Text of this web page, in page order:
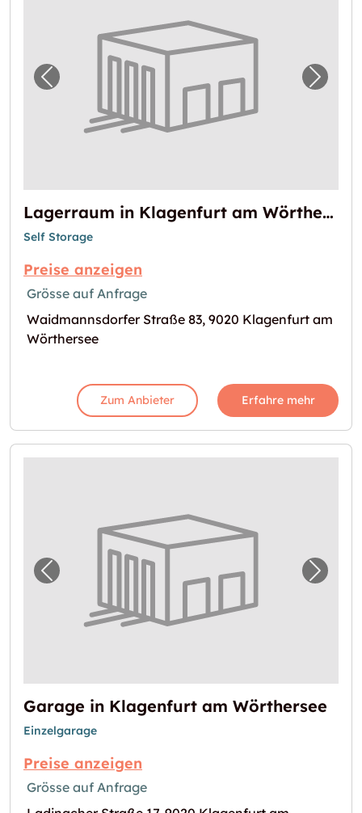
Vorheriges Bild für "Lagerraum in
Lagerraum in Klagenfurt am Wörthersee
Self Storage
Preise anzeigen
Grösse auf Anfrage
Waidmannsdorfer Straße 83, 9020 Klagenfurt am
Wörthersee
Zum Anbieter Erfahre mehr
Vorheriges Bild für "Garage in Klagenfurt
Garage in Klagenfurt am Wörthersee
Einzelgarage
Preise anzeigen
Grösse auf Anfrage